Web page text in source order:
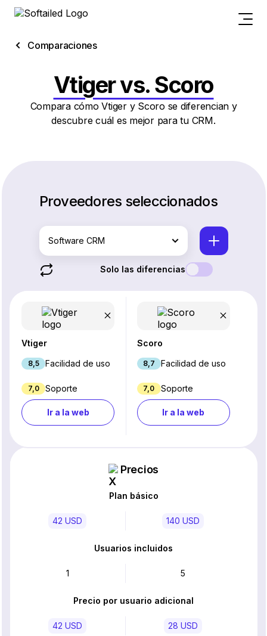
Comparaciones
Vtiger vs. Scoro
Compara cómo Vtiger y Scoro se diferencian y
descubre cuál es mejor para tu CRM.
Proveedores seleccionados
Software CRM
Solo las diferencias
Vtiger
8,5 Facilidad de uso
7,0 Soporte
Ir a la web
Scoro
8,7 Facilidad de uso
7,0 Soporte
Ir a la web
Precios
Plan básico
42 USD 140 USD
Usuarios incluidos
1 5
Precio por usuario adicional
42 USD 28 USD